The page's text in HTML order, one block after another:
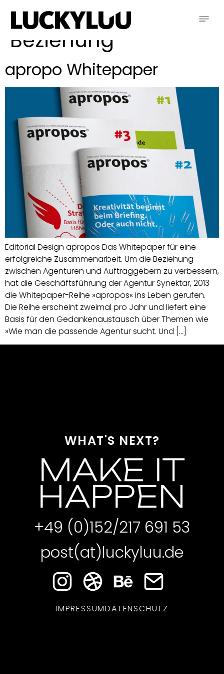
Schlagwort:
Beziehung
apropo Whitepaper
Editorial Design apropos Das Whitepaper für eine
erfolgreiche Zusammenarbeit. Um die Beziehung
zwischen Agenturen und Auftraggebern zu verbessern,
hat die Geschäftsführung der Agentur Synektar, 2013
die Whitepaper-Reihe »apropos« ins Leben gerufen. ​
Die Reihe erscheint zweimal pro Jahr und liefert eine
Basis für den Gedankenaustausch über Themen wie
»Wie man die passende Agentur sucht. Und […]
WHAT'S NEXT?
MAKE IT
HAPPEN
+49 (0)152/217 691 53
post(at)luckyluu.de
IMPRESSUMDATENSCHUTZ